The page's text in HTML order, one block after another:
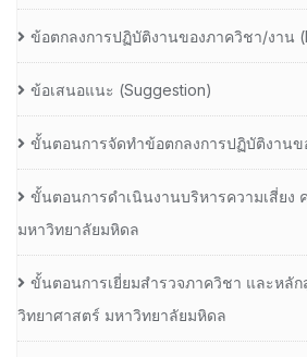
ข้อตกลงการปฏิบัติงานของภาควิชา/งาน
ข้อเสนอแนะ (Suggestion)
ขั้นตอนการจัดทำข้อตกลงการปฏิบัติงานข
ขั้นตอนการดำเนินงานบริหารความเสี่ยง
มหาวิทยาลัยมหิดล
ขั้นตอนการเยี่ยมสำรวจภาควิชา และหลัก
วิทยาศาสตร์ มหาวิทยาลัยมหิดล